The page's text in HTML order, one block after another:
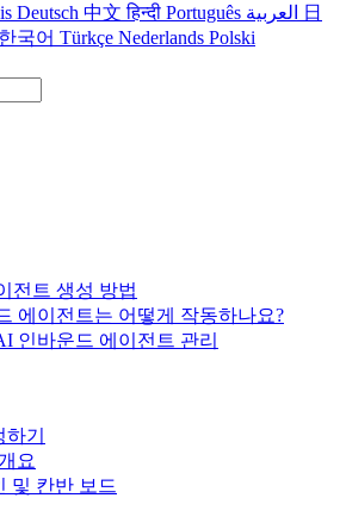
Deutsch 中文हिन्दी Português
日
한국어 Türkçe Nederlands Polski
전트 생성 방법
에이전트는 어떻게 작동하나요?
인바운드 에이전트 관리
기
요
및 칸반 보드